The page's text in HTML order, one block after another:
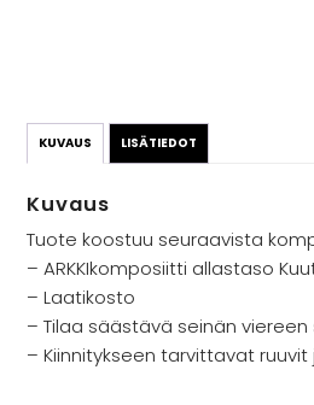
KUVAUS LISÄTIEDOT
Kuvaus
Tuote koostuu seuraavista
– ARKKIkomposiitti allastaso
– Laatikosto
– Tilaa säästävä seinän viereen
– Kiinnitykseen tarvittavat